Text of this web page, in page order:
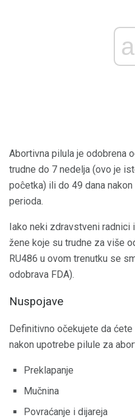
Abortivna pilula je odobrena
trudne do 7 nedelja (ovo je
poĉetka) ili do 49 dana
perioda.
Iako neki zdravstveni
žene koje su trudne za više
RU486 u ovom trenutku se
odobrava FDA).
Nuspojave
Definitivno očekujete da
nakon upotrebe pilule za
Preklapanje
Mučnina
Povraćanje i dijareja